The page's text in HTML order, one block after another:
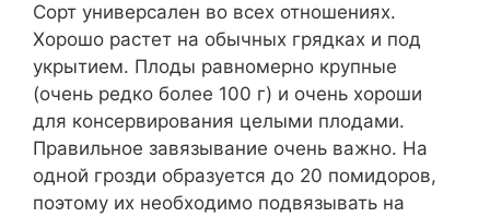
Сорт универсален во всех отношениях.
Хорошо растет на обычных грядках и под
укрытием. Плоды равномерно крупные
(очень редко более 100 г) и очень хороши
для консервирования целыми плодами.
Правильное завязывание очень важно. На
одной грозди образуется до 20 помидоров,
поэтому их необходимо подвязывать на